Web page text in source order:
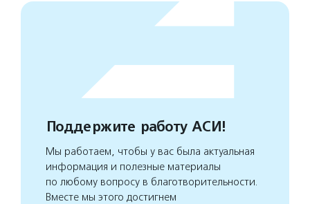
Поддержите работу АСИ!
Мы работаем, чтобы у вас была актуальная
информация и полезные материалы
по любому вопросу в благотворительности.
Вместе мы этого достигнем